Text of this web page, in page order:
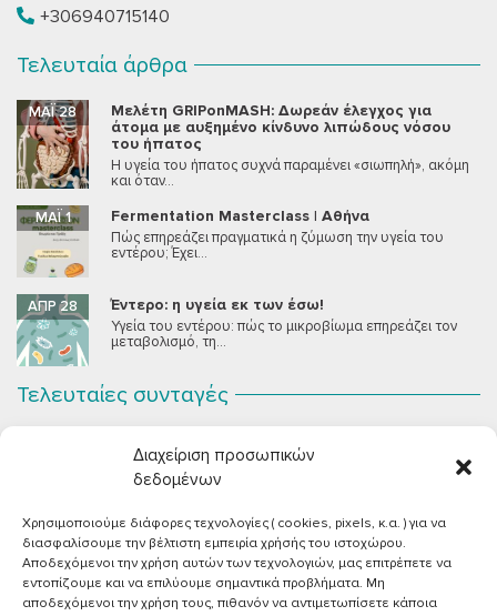
Διαχείριση προσωπικών
δεδομένων
Χρησιμοποιούμε διάφορες τεχνολογίες ( cookies, pixels, κ.α. ) για να
διασφαλίσουμε την βέλτιστη εμπειρία χρήσής του ιστοχώρου.
Αποδεχόμενοι την χρήση αυτών των τεχνολογιών, μας επιτρέπετε να
εντοπίζουμε και να επιλύουμε σημαντικά προβλήματα. Μη
αποδεχόμενοι την χρήση τους, πιθανόν να αντιμετωπίσετε κάποια
+306940715140
Τελευταία άρθρα
Μελέτη GRIPonMASH: Δωρεάν έλεγχος για
άτομα με αυξημένο κίνδυνο λιπώδους νόσου
του ήπατος
ΜΆΙ 28
Η υγεία του ήπατος συχνά παραμένει «σιωπηλή», ακόμη
και όταν...
Fermentation Masterclass | Αθήνα
ΜΆΙ 1
Πώς επηρεάζει πραγματικά η ζύμωση την υγεία του
εντέρου; Έχει...
Έντερο: η υγεία εκ των έσω!
ΑΠΡ 28
Υγεία του εντέρου: πώς το μικροβίωμα επηρεάζει τον
μεταβολισμό, τη...
Τελευταίες συνταγές
Μια μους σοκολάτας για όλους εμάς που θέλουμε να
συστήσουμε...
Vegan Χωριάτικη Σαλάτα με Φέτα από Τόφου
ΙΟΎΝ 26
Καλοκαίρι, ζεστάρα και “χωριάτικη” σαλάτα! Έχοντας
μεγαλώσει με αυτό το...